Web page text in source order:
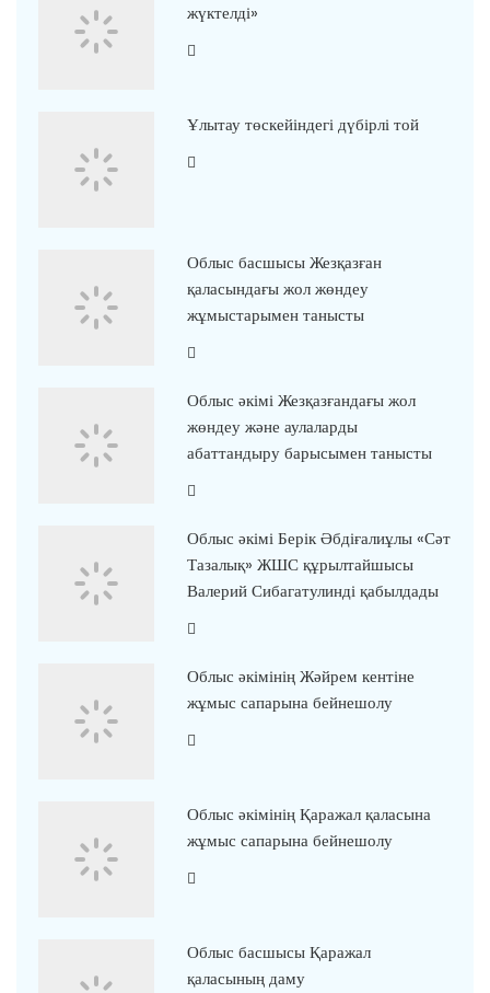
жүктелді»
Ұлытау төскейіндегі дүбірлі той
Облыс басшысы Жезқазған
қаласындағы жол жөндеу
жұмыстарымен танысты
Облыс әкімі Жезқазғандағы жол
жөндеу және аулаларды
абаттандыру барысымен танысты
Облыс әкімі Берік Әбдіғалиұлы «Сәт
Тазалық» ЖШС құрылтайшысы
Валерий Сибагатулинді қабылдады
Облыс әкімінің Жәйрем кентіне
жұмыс сапарына бейнешолу
Облыс әкімінің Қаражал қаласына
жұмыс сапарына бейнешолу
Облыс басшысы Қаражал
қаласының даму